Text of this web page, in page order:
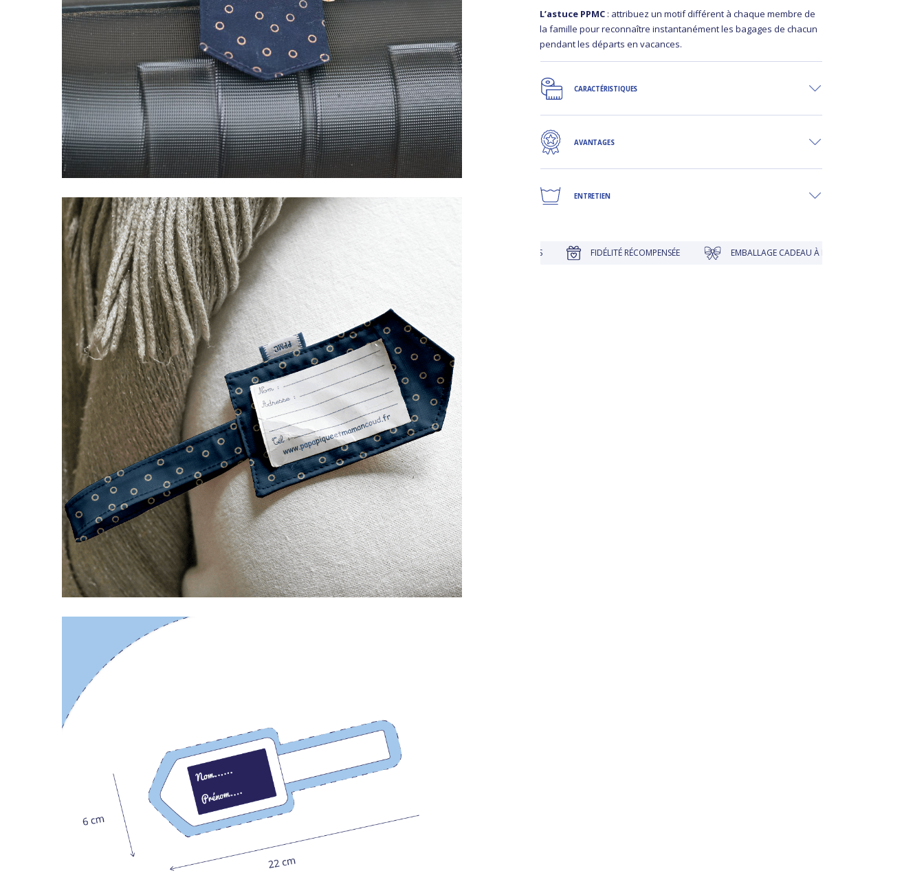
L’astuce PPMC : attribuez un motif différent à chaque membre de
la famille pour reconnaître instantanément les bagages de chacun
pendant les départs en vacances.
CARACTÉRISTIQUES
AVANTAGES
ENTRETIEN
LIVRAISON OFFERTE EN BOUTIQUE JUSQU'À 30 JOURS POUR CHANGER D'AVIS FIDÉLITÉ RÉCOMPENSÉE EMBALLAGE CADEAU À PRIX DOUX